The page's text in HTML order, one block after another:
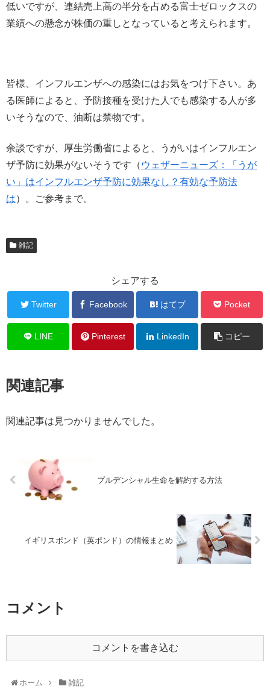
低いですが、連結売上高の半分を占める富士ゼロックスの
業績への懸念が株価の重しとなっていると考えられます。
皆様、インフルエンザへの感染にはお気をつけ下さい。あ
る医師によると、予防接種を受けた人でも感染する人が多
いそうなので、油断は禁物です。
余談ですが、厚生労働省によると、うがいはインフルエン
ザ予防に効果がないそうです（ ウェザーニューズ：「うが
い」はインフルエンザ予防に効果なし？有効な予防法
は）。ご参考まで。
雑記
シェアする
Twitter Facebook はてブ Pocket
LINE Pinterest LinkedIn コピー
関連記事
関連記事は見つかりませんでした。
プルデンシャル生命を解約する方法
イギリスポンド（英ポンド）の情報まとめ
コメント
コメントを書き込む
ホーム 雑記